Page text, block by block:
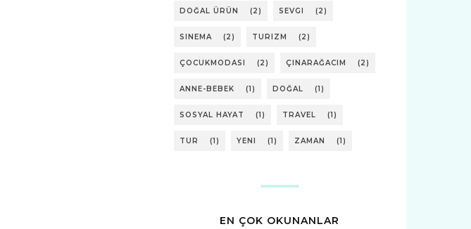
DOĞAL ÜRÜN (2) SEVGI (2)
SINEMA (2) TURIZM (2)
ÇOCUKMODASI (2) ÇINARAĞACIM (2)
ANNE-BEBEK (1) DOĞAL (1)
SOSYAL HAYAT (1) TRAVEL (1)
TUR (1) YENI (1) ZAMAN (1)
EN ÇOK OKUNANLAR